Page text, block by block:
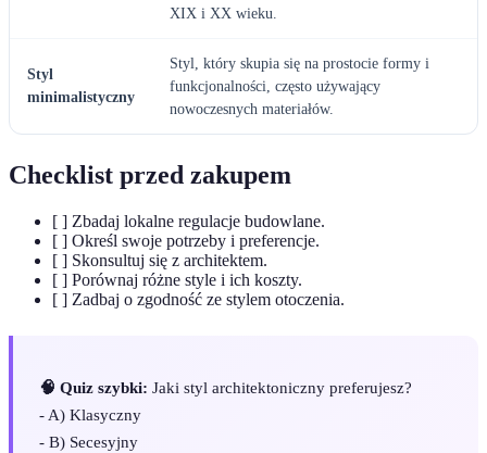
XIX i XX wieku.
Styl
minimalistyczny
Styl, który skupia się na prostocie formy i
funkcjonalności, często używający
nowoczesnych materiałów.
Checklist przed zakupem
[ ] Zbadaj lokalne regulacje budowlane.
[ ] Określ swoje potrzeby i preferencje.
[ ] Skonsultuj się z architektem.
[ ] Porównaj różne style i ich koszty.
[ ] Zadbaj o zgodność ze stylem otoczenia.
🧠 Quiz szybki: Jaki styl architektoniczny preferujesz?
- A) Klasyczny
- B) Secesyjny